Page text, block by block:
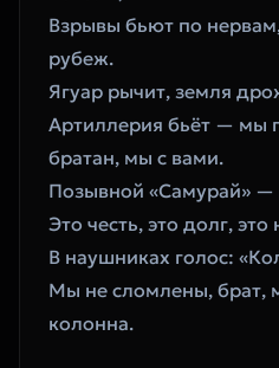
Взрывы бьют по
рубеж.
Ягуар рычит, земля
Артиллерия бьёт — мы
братан, мы с вами.
Позывной «Самурай» —
Это честь, это долг,
В наушниках голос:
Мы не сломлены, брат,
колонна.